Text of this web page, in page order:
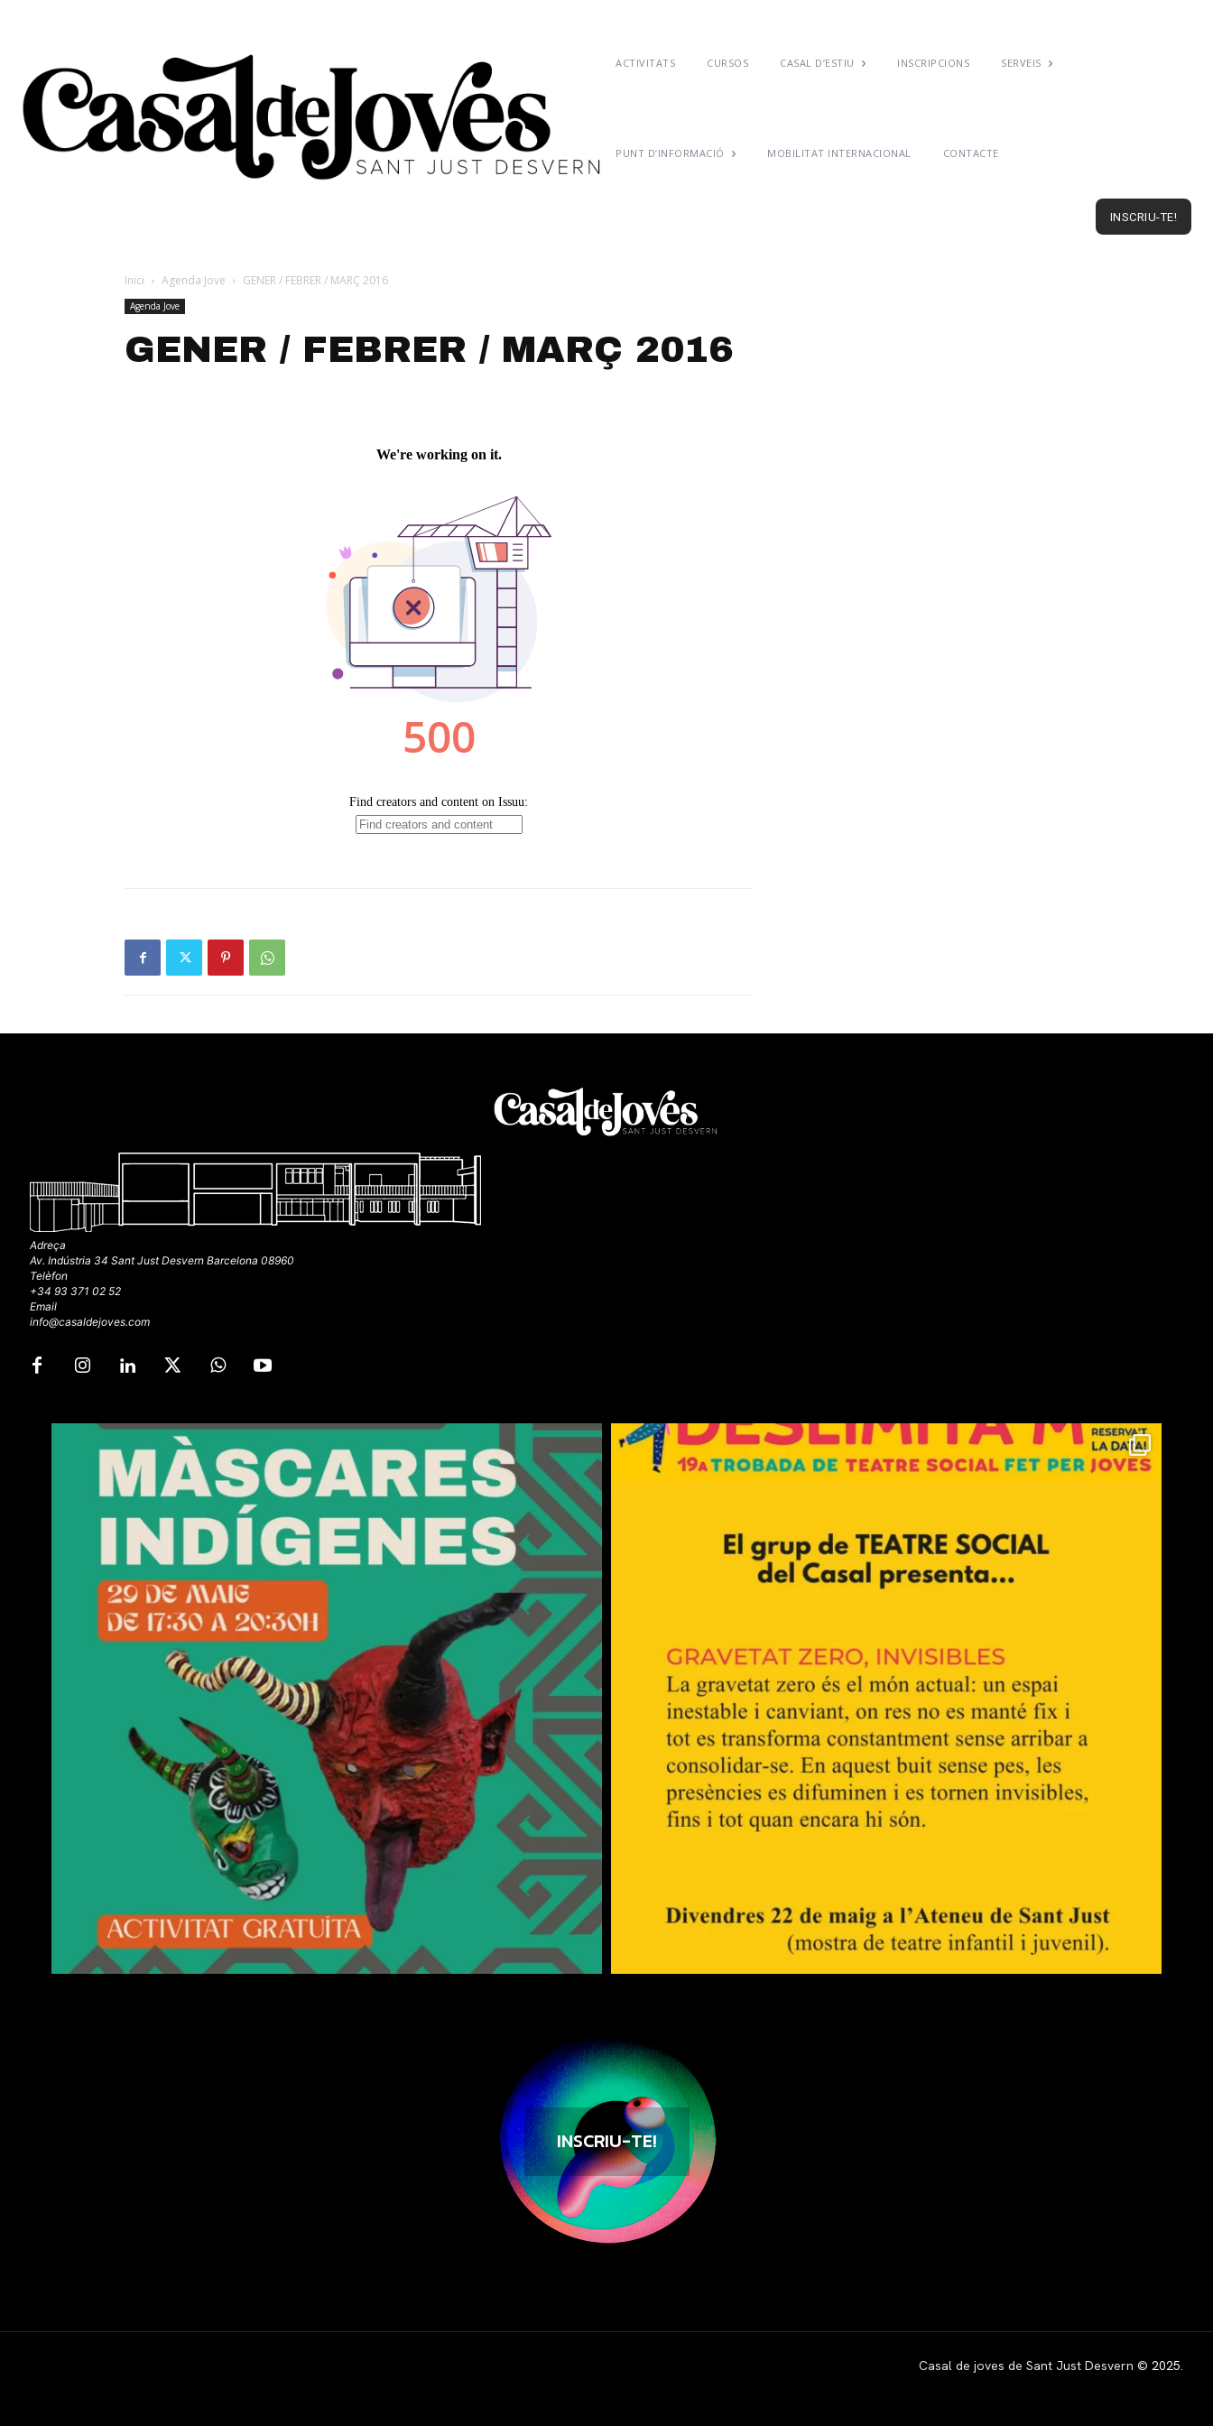
ACTIVITATS CURSOS CASAL D’ESTIU INSCRIPCIONS SERVEIS
PUNT D’INFORMACIÓ MOBILITAT INTERNACIONAL CONTACTE
INSCRIU-TE!
Inici Agenda Jove GENER / FEBRER / MARÇ 2016
Agenda Jove
GENER / FEBRER / MARÇ 2016
Adreça
Av. Indústria 34 Sant Just Desvern Barcelona 08960
Telèfon
+34 93 371 02 52
Email
info@casaldejoves.com
INSCRIU-TE!
Casal de joves de Sant Just Desvern © 2025.